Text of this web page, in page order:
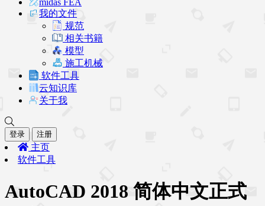
我的文件
规范
相关书籍
模型
施工机械
软件工具
云知识库
关于我
登录 注册
主页
软件工具
AutoCAD 2018 简体中文正式